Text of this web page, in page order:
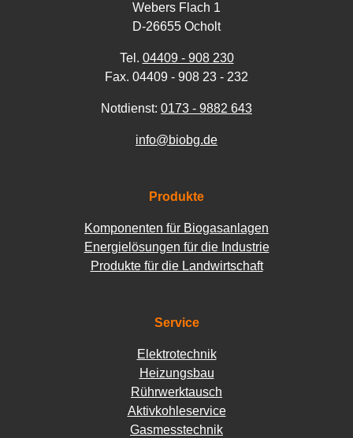
Webers Flach 1
D-26655 Ocholt
Tel. 04409 - 908 230
Fax. 04409 - 908 23 - 232
Notdienst: 0173 - 9882 643
info@biobg.de
Produkte
Komponenten für Biogasanlagen
Energielösungen für die Industrie
Produkte für die Landwirtschaft
Service
Elektrotechnik
Heizungsbau
Rührwerktausch
Aktivkohleservice
Gasmesstechnik